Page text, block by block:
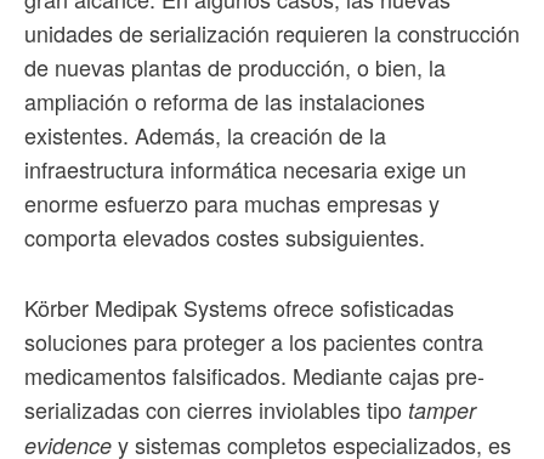
unidades de serialización requieren la construcción
de nuevas plantas de producción, o bien, la
ampliación o reforma de las instalaciones
existentes. Además, la creación de la
infraestructura informática necesaria exige un
enorme esfuerzo para muchas empresas y
comporta elevados costes subsiguientes.
Körber Medipak Systems ofrece sofisticadas
soluciones para proteger a los pacientes contra
medicamentos falsificados. Mediante cajas pre-
serializadas con cierres inviolables tipo tamper
evidence y sistemas completos especializados, es